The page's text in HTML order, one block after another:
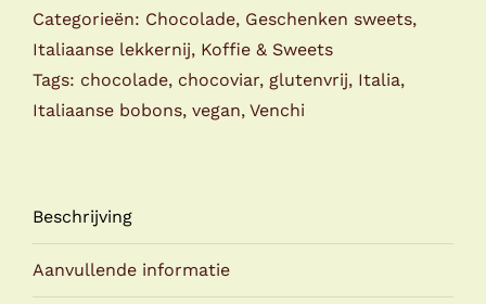
Categorieën: Chocolade, Geschenken sweets,
Italiaanse lekkernij, Koffie & Sweets
Tags: chocolade, chocoviar, glutenvrij, Italia,
Italiaanse bobons, vegan, Venchi
Beschrijving
Aanvullende informatie